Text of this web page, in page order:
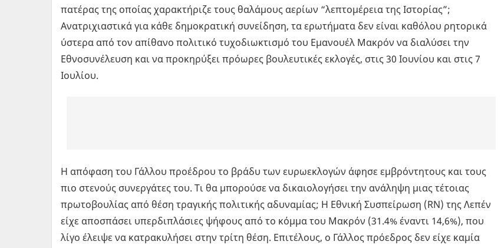
πατέρας της οποίας χαρακτήριζε τους θαλάμους αερίων “λεπτομέρεια της Ιστορίας”;
Ανατριχιαστικά για κάθε δημοκρατική συνείδηση, τα ερωτήματα δεν είναι καθόλου ρητορικά
ύστερα από τον απίθανο πολιτικό τυχοδιωκτισμό του Εμανουέλ Μακρόν να διαλύσει την
Εθνοσυνέλευση και να προκηρύξει πρόωρες βουλευτικές εκλογές, στις 30 Ιουνίου και στις 7
Ιουλίου.
Η απόφαση του Γάλλου προέδρου το βράδυ των ευρωεκλογών άφησε εμβρόντητους και τους
πιο στενούς συνεργάτες του. Τι θα μπορούσε να δικαιολογήσει την ανάληψη μιας τέτοιας
πρωτοβουλίας από θέση τραγικής πολιτικής αδυναμίας; Η Εθνική Συσπείρωση (RN) της Λεπέν
είχε αποσπάσει υπερδιπλάσιες ψήφους από το κόμμα του Μακρόν (31.4% έναντι 14,6%), που
λίγο έλειψε να κατρακυλήσει στην τρίτη θέση. Επιτέλους, ο Γάλλος πρόεδρος δεν είχε καμία